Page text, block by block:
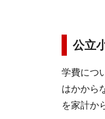
公立
学費につ
はかから
を家計か